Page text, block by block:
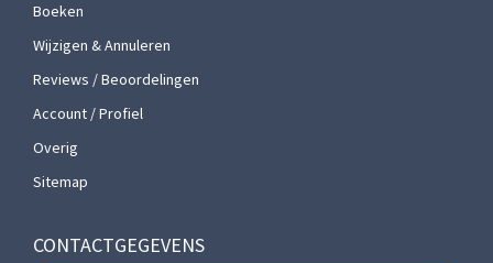
Boeken
Wijzigen & Annuleren
Reviews / Beoordelingen
Account / Profiel
Overig
Sitemap
CONTACTGEGEVENS